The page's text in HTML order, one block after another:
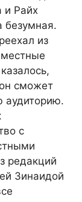
и Райх
безумная.
из
сможет
аудиторию.
с
редакций
Зинаидой